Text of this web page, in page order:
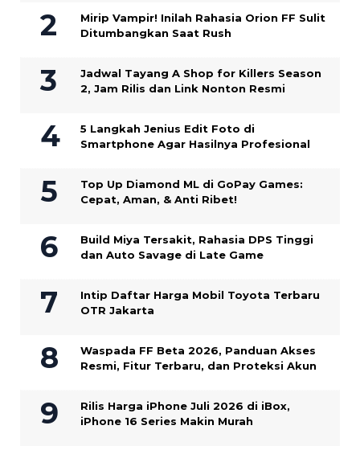
Mirip Vampir! Inilah Rahasia Orion FF Sulit
Ditumbangkan Saat Rush
Jadwal Tayang A Shop for Killers Season
2, Jam Rilis dan Link Nonton Resmi
5 Langkah Jenius Edit Foto di
Smartphone Agar Hasilnya Profesional
Top Up Diamond ML di GoPay Games:
Cepat, Aman, & Anti Ribet!
Build Miya Tersakit, Rahasia DPS Tinggi
dan Auto Savage di Late Game
Intip Daftar Harga Mobil Toyota Terbaru
OTR Jakarta
Waspada FF Beta 2026, Panduan Akses
Resmi, Fitur Terbaru, dan Proteksi Akun
Rilis Harga iPhone Juli 2026 di iBox,
iPhone 16 Series Makin Murah